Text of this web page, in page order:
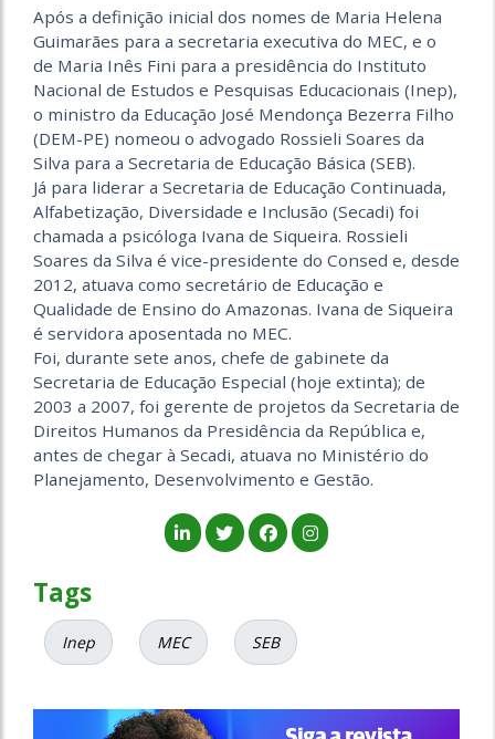
Após a definição inicial dos nomes de Maria Helena
Guimarães para a secretaria executiva do MEC, e o
de Maria Inês Fini para a presidência do Instituto
Nacional de Estudos e Pesquisas Educacionais (Inep),
o ministro da Educação José Mendonça Bezerra Filho
(DEM-PE) nomeou o advogado Rossieli Soares da
Silva para a Secretaria de Educação Básica (SEB).
Já para liderar a Secretaria de Educação Continuada,
Alfabetização, Diversidade e Inclusão (Secadi) foi
chamada a psicóloga Ivana de Siqueira. Rossieli
Soares da Silva é vice-presidente do Consed e, desde
2012, atuava como secretário de Educação e
Qualidade de Ensino do Amazonas. Ivana de Siqueira
é servidora aposentada no MEC.
Foi, durante sete anos, chefe de gabinete da
Secretaria de Educação Especial (hoje extinta); de
2003 a 2007, foi gerente de projetos da Secretaria de
Direitos Humanos da Presidência da República e,
antes de chegar à Secadi, atuava no Ministério do
Planejamento, Desenvolvimento e Gestão.
Tags
Inep MEC SEB